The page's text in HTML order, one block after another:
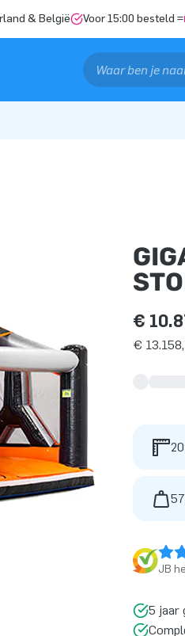
& België Voor 15:00 besteld =
€
€
JB
5 jaar